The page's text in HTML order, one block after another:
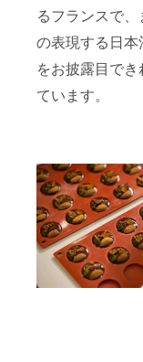
るフランスで
の表現する日本
をお披露目でき
ています。